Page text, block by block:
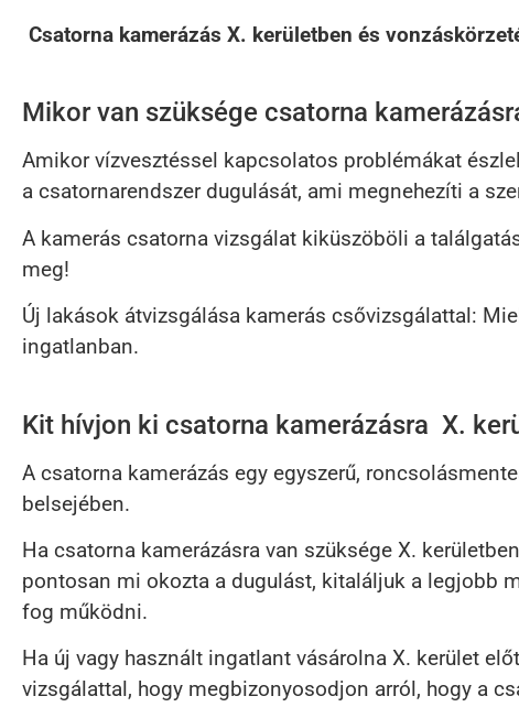
Csatorna kamerázás X. kerületben és
Mikor van szüksége csatorna
Amikor vízvesztéssel kapcsolatos problémákat
a csatornarendszer dugulását, ami megnehezíti a
A kamerás csatorna vizsgálat kiküszöböli a
meg!
Új lakások átvizsgálása kamerás csővizsgálattal:
ingatlanban.
Kit hívjon ki csatorna kamerázásra X.
A csatorna kamerázás egy egyszerű,
belsejében.
Ha csatorna kamerázásra van szüksége X.
pontosan mi okozta a dugulást, kitaláljuk a legjobb
fog működni.
Ha új vagy használt ingatlant vásárolna X. kerület
vizsgálattal, hogy megbizonyosodjon arról, hogy a